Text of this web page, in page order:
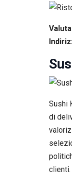
Sushi
di
clienti.